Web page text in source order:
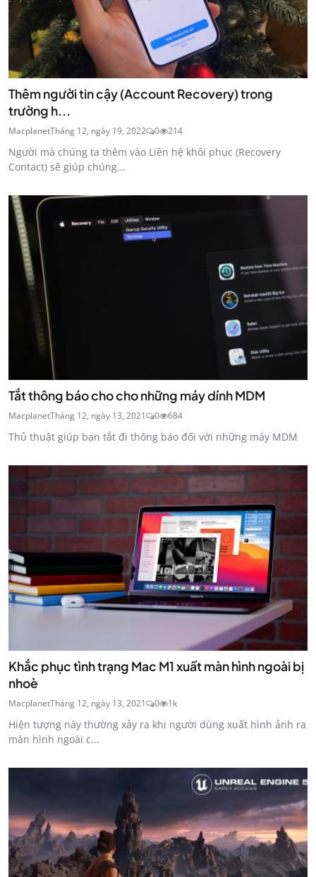
Thêm người tin cậy (Account Recovery) trong
trường h...
MacplanetTháng 12, ngày 19, 2022 0 214
Người mà chúng ta thêm vào Liên hệ khôi phục (Recovery
Contact) sẽ giúp chúng...
Tắt thông báo cho cho những máy dính MDM
MacplanetTháng 12, ngày 13, 2021 0 684
Thủ thuật giúp bạn tắt đi thông báo đối với những máy MDM
Khắc phục tình trạng Mac M1 xuất màn hình ngoài bị
nhoè
MacplanetTháng 12, ngày 13, 2021 0 1k
Hiện tượng này thường xảy ra khi người dùng xuất hình ảnh ra
màn hình ngoài c...